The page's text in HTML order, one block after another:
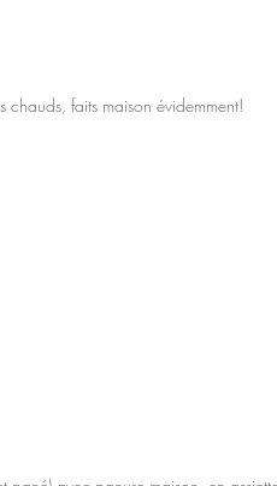
chauds, faits maison évidemment!